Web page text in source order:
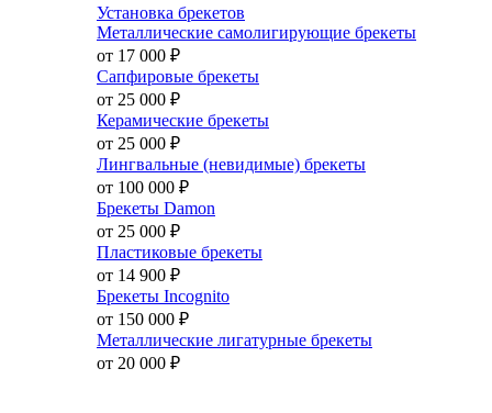
Установка брекетов
Металлические самолигирующие брекеты
от 17 000 ₽
Сапфировые брекеты
от 25 000 ₽
Керамические брекеты
от 25 000 ₽
Лингвальные (невидимые) брекеты
от 100 000 ₽
Брекеты Damon
от 25 000 ₽
Пластиковые брекеты
от 14 900 ₽
Брекеты Incognito
от 150 000 ₽
Металлические лигатурные брекеты
от 20 000 ₽